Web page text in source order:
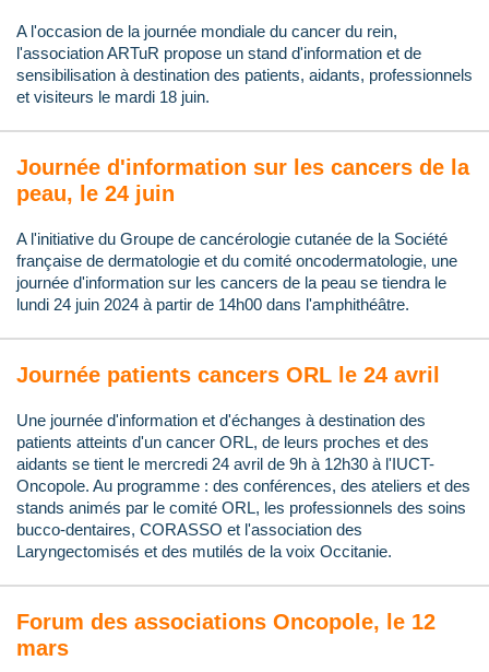
A l'occasion de la journée mondiale du cancer du rein,
l'association ARTuR propose un stand d'information et de
sensibilisation à destination des patients, aidants, professionnels
et visiteurs le mardi 18 juin.
Journée d'information sur les cancers de la
peau, le 24 juin
A l'initiative du Groupe de cancérologie cutanée de la Société
française de dermatologie et du comité oncodermatologie, une
journée d'information sur les cancers de la peau se tiendra le
lundi 24 juin 2024 à partir de 14h00 dans l'amphithéâtre.
Journée patients cancers ORL le 24 avril
Une journée d'information et d'échanges à destination des
patients atteints d'un cancer ORL, de leurs proches et des
aidants se tient le mercredi 24 avril de 9h à 12h30 à l'IUCT-
Oncopole. Au programme : des conférences, des ateliers et des
stands animés par le comité ORL, les professionnels des soins
bucco-dentaires, CORASSO et l'association des
Laryngectomisés et des mutilés de la voix Occitanie.
Forum des associations Oncopole, le 12
mars